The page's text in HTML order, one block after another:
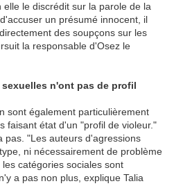
le discrédit sur la parole de la
un présumé innocent, il
des soupçons sur les
la responsable d'Osez le
n'ont pas de profil
sont également particulièrement
faisant état d'un "profil de violeur."
pas. "Les auteurs d'agressions
ni nécessairement de problème
catégories sociales sont
a pas non plus, explique Talia